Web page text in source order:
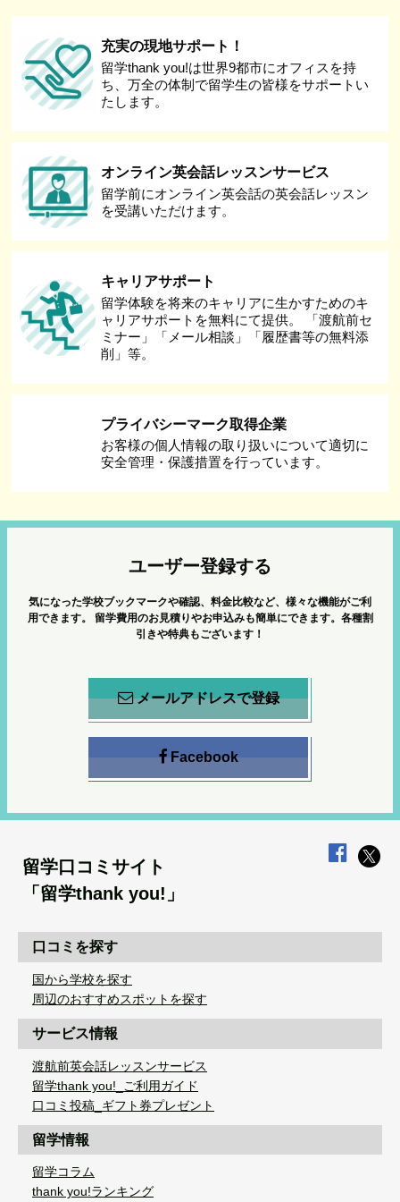
充実の現地サポート！
留学thank you!は世界9都市にオフィスを持
ち、万全の体制で留学生の皆様をサポートい
たします。
オンライン英会話レッスンサービス
留学前にオンライン英会話の英会話レッスン
を受講いただけます。
キャリアサポート
留学体験を将来のキャリアに生かすためのキ
ャリアサポートを無料にて提供。 「渡航前セ
ミナー」「メール相談」「履歴書等の無料添
削」等。
プライバシーマーク取得企業
お客様の個人情報の取り扱いについて適切に
安全管理・保護措置を行っています。
ユーザー登録する
気になった学校ブックマークや確認、料金比較など、様々な機能がご利
用できます。
留学費用のお見積りやお申込みも簡単にできます。各種割
引きや特典もございます！
メールアドレスで登録
Facebook
留学口コミサイト
「留学thank you!」
口コミを探す
国から学校を探す
周辺のおすすめスポットを探す
サービス情報
渡航前英会話レッスンサービス
留学thank you!_ご利用ガイド
口コミ投稿_ギフト券プレゼント
留学情報
留学コラム
thank you!ランキング